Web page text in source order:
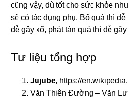
cũng vậy, dù tốt cho sức khỏe
sẽ có tác dụng phụ. Bổ quá thì
dễ gây xổ, phát tán quá thì dễ
Tư liệu tổng hợp
Jujube, https://
Văn Thiên Đường – Văn